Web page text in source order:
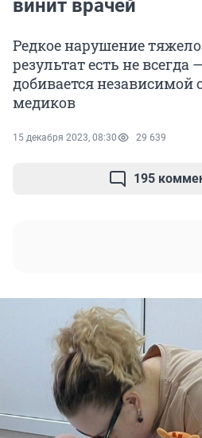
винит врачей
Редкое нарушение
результат есть не всегда
добивается независимой
медиков
15 декабря 2023, 08:30 29 639
195